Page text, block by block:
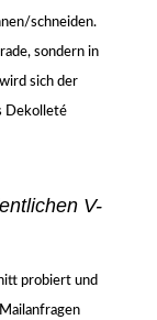
schneiden.
sondern in
sich der
Dekolleté
V-
probiert und